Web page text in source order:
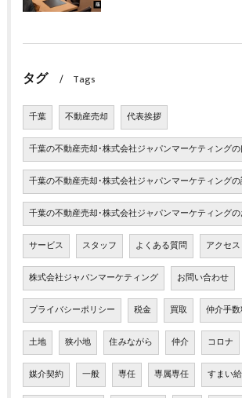
タグ Tags
千葉 不動産売却 代表挨拶
千葉の不動産売却･株式会社ジャパンマーケティング
千葉の不動産売却･株式会社ジャパンマーケティング
千葉の不動産売却･株式会社ジャパンマーケティング
サービス スタッフ よくある質問 アクセス
株式会社ジャパンマーケティング お問い合わせ
プライバシーポリシー 税金 買取 仲介手
土地 狭小地 住みながら 仲介 コロナ
媒介契約 一般 専任 専属専任 すまい